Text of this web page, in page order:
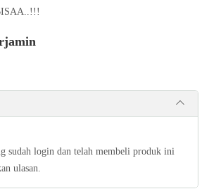
sudah login dan telah membeli produk ini
ulasan.